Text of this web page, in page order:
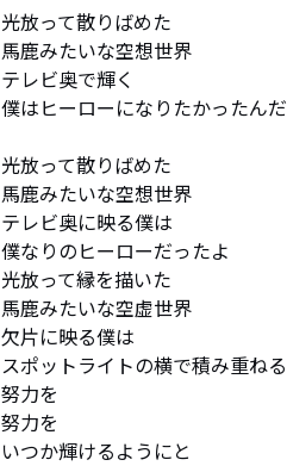
光放って散りばめた
馬鹿みたいな空想世界
テレビ奥で輝く
僕はヒーローになりたかったんだ
光放って散りばめた
馬鹿みたいな空想世界
テレビ奥に映る僕は
僕なりのヒーローだったよ
光放って縁を描いた
馬鹿みたいな空虚世界
欠片に映る僕は
スポットライトの横で積み重ねる
努力を
努力を
いつか輝けるようにと